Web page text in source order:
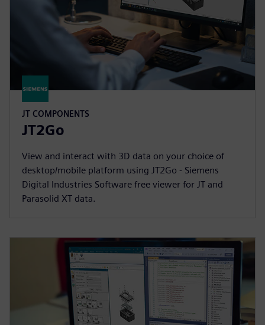
JT COMPONENTS
JT2Go
View and interact with 3D data on your choice of
desktop/mobile platform using JT2Go - Siemens
Digital Industries Software free viewer for JT and
Parasolid XT data.